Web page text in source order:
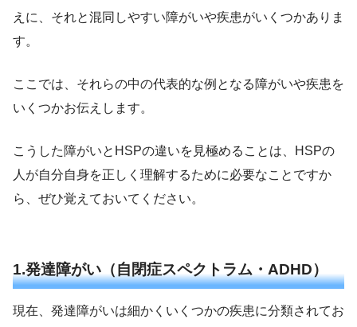
えに、それと混同しやすい障がいや疾患がいくつかありま
す。
ここでは、それらの中の代表的な例となる障がいや疾患を
いくつかお伝えします。
こうした障がいとHSPの違いを見極めることは、HSPの
人が自分自身を正しく理解するために必要なことですか
ら、ぜひ覚えておいてください。
1.発達障がい（自閉症スペクトラム・ADHD）
現在、発達障がいは細かくいくつかの疾患に分類されてお